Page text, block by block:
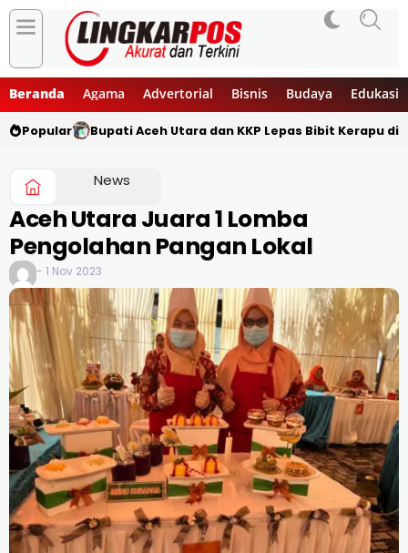
Beranda Agama Advertorial Bisnis Budaya Edukasi
Popular Bupati Aceh Utara dan KKP Lepas Bibit Kerapu di
News
Aceh Utara Juara 1 Lomba
Pengolahan Pangan Lokal
- 1 Nov 2023